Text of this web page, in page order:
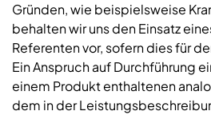
Gründen, wie beispielsweise
behalten wir uns den Einsatz
Referenten vor, sofern dies für
Ein Anspruch auf Durchführung
einem Produkt enthaltenen
dem in der